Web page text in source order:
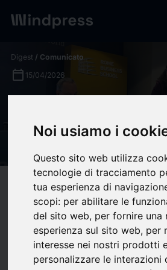
Noi usiamo i
Questo sito web utilizza
tecnologie di tracciamento
tua esperienza di
scopi: per abilitare le
del sito web, per fornire una
esperienza sul sito web, per
interesse nei nostri prodotti
personalizzare le interazioni
Digest / Comunicato
calendar_today 15/04/2026
Empleabilidad del
Compatibilità help
(0) bookmark_borderupload Condividi
Planeta